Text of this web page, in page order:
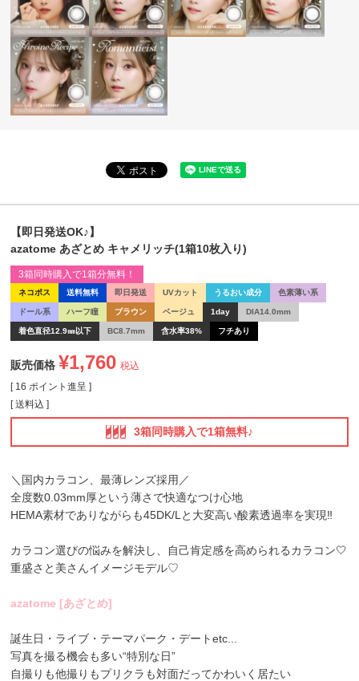
【即日発送OK♪】
azatome あざとめ キャメリッチ(1箱10枚入り)
ネコポス 送料無料 即日発送 UVカット うるおい成分 色素薄い系
ドール系 ハーフ瞳 ブラウン ベージュ 1day DIA14.0mm
着色直径12.9㎜以下 BC8.7mm 含水率38% フチあり
3箱同時購入で1箱分無料！
販売価格 ¥1,760 税込
[ 16 ポイント進呈 ]
送料込
3箱同時購入で1箱無料♪
＼国内カラコン、最薄レンズ採用／
全度数0.03mm厚という薄さで快適なつけ心地
HEMA素材でありながらも45DK/Lと大変高い酸素透過率を実現‼
カラコン選びの悩みを解決し、自己肯定感を高められるカラコン🤍
重盛さと美さんイメージモデル♡
azatome [あざとめ]
誕生日・ライブ・テーマパーク・デートetc...
写真を撮る機会も多い“特別な日”
自撮りも他撮りもプリクラも対面だってかわいく居たい